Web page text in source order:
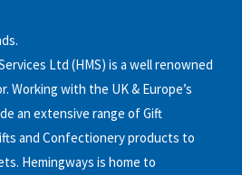
Ltd (HMS) is a well renowned
Working with the UK & Europe’s
an extensive range of Gift
and Confectionery products to
Hemingways is home to